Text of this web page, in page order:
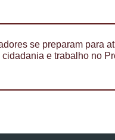
se preparam para
cidadania e trabalho no